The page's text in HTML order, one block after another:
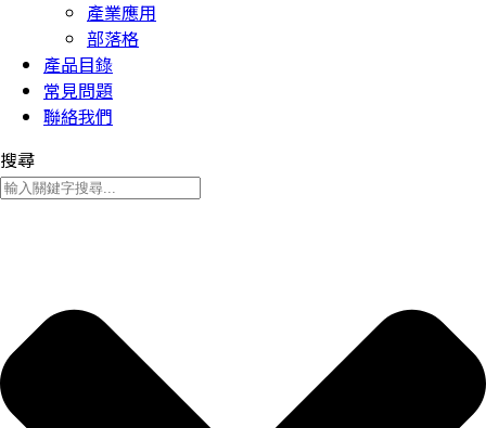
產業應用
部落格
產品目錄
常見問題
聯絡我們
搜尋